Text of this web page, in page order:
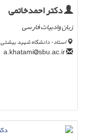
دکتر احمدخاتمی
زبان وادبیات فارسی
استاد- دانشگاه شهید بهشتی
sbu.ac.ir